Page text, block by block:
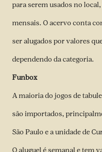
para serem usados no
mensais. O acervo conta
ser alugados por valores
dependendo da categoria.
Funbox
A maioria do jogos de
são importados,
São Paulo e a unidade de
O aluguel é semanal e tem